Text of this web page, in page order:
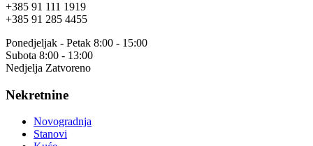
+385 91 111 1919
+385 91 285 4455
Ponedjeljak - Petak 8:00 - 15:00
Subota 8:00 - 13:00
Nedjelja Zatvoreno
Nekretnine
Novogradnja
Stanovi